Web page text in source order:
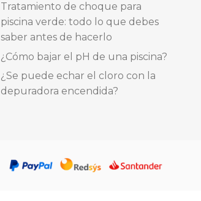
Tratamiento de choque para
piscina verde: todo lo que debes
saber antes de hacerlo
¿Cómo bajar el pH de una piscina?
¿Se puede echar el cloro con la
depuradora encendida?